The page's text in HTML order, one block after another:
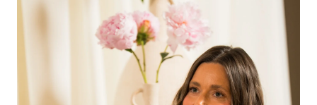
MODA & LJEPOTA